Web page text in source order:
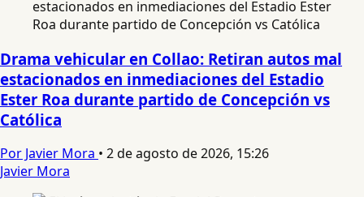
Drama vehicular en Collao: Retiran autos mal
estacionados en inmediaciones del Estadio
Ester Roa durante partido de Concepción vs
Católica
Por Javier Mora • 2 de agosto de 2026, 15:26
Javier Mora